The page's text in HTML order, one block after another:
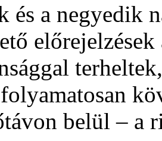
és a negyedik
belül – a